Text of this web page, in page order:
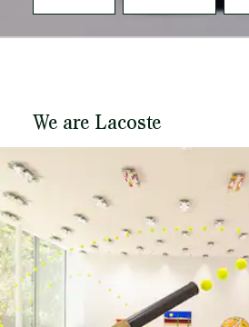
We are Lacoste